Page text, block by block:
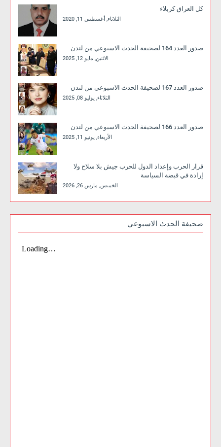
كل العراق كربلاء
الثلاثاء, أغسطس 11, 2020
صدور العدد 164 لصحيفة الحدث الاسبوعي من لندن
الاثنين, مايو 12, 2025
صدور العدد 167 لصحيفة الحدث الاسبوعي من لندن
الثلاثاء, يوليو 08, 2025
صدور العدد 166 لصحيفة الحدث الاسبوعي من لندن
الأربعاء, يونيو 11, 2025
قرار الحرب وإعداد الدول للحرب جيش بلا سلاح ولا
إرادة في قبضة السياسة
الخميس, مارس 26, 2026
صحيفة الحدث الاسبوعي